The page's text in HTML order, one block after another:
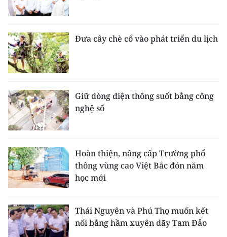
Đưa cây chè cổ vào phát triển du lịch
Giữ dòng điện thông suốt bằng công
nghệ số
Hoàn thiện, nâng cấp Trường phổ
thông vùng cao Việt Bắc đón năm
học mới
Thái Nguyên và Phú Thọ muốn kết
nối bằng hầm xuyên dãy Tam Đảo